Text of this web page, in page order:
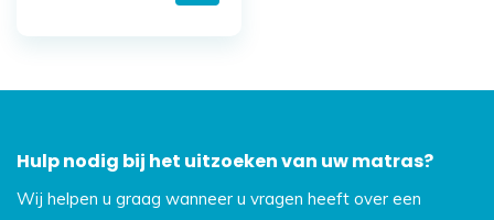
Hulp nodig bij het uitzoeken van uw matras?
Wij helpen u graag wanneer u vragen heeft over een